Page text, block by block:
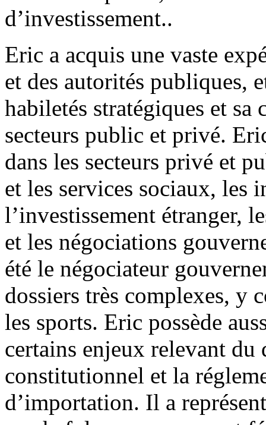
d’investissement..
Eric a acquis une vaste
et des autorités publiques,
habiletés stratégiques et sa
secteurs public et privé.
dans les secteurs privé et
et les services sociaux, les
l’investissement étranger,
et les négociations
été le négociateur
dossiers très complexes, y
les sports. Eric possède
certains enjeux relevant
constitutionnel et la
d’importation. Il a